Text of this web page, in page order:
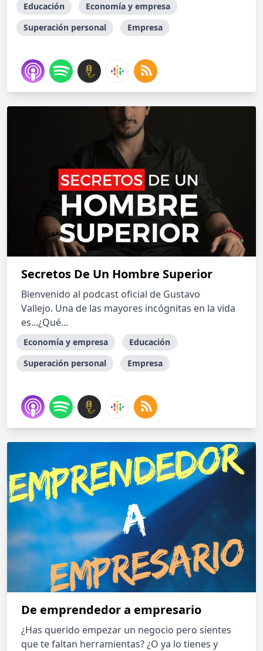
Educación
Economía y empresa
Superación personal
Empresa
Secretos De Un Hombre Superior
Bienvenido al podcast oficial de Gustavo
Vallejo. Una de las mayores incógnitas en la vida
es...¿Qué...
Economía y empresa
Educación
Superación personal
Empresa
De emprendedor a empresario
¿Has querido empezar un negocio pero sientes
que te faltan herramientas? ¿O ya lo tienes y